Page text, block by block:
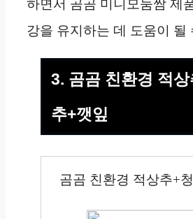
하면서 곰곰 미니모둠쌈 제
강을 유지하는 데 도움이 될
3. 곰곰 친환경 적
추+깻잎
곰곰 친환경 적상추+